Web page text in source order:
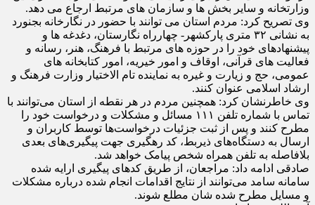
وزارتخانه و سایر بخش ها و سازمان های مرتبط ارجاع می دهد.
وی تصریح کرد: مردم استان می توانند با حضور در نگارخانه بجنورد
به نشانی ۳۲ متری پارکشهر- چهارراه نگارستان، دغدغه ها و
پیشنهادهای خود را در حوزه های مرتبط با فرهنگ، هنر، رسانه و
فعالیت های قرآنی، اوقاف و امور خیریه، امور کتابخانه های
عمومی، حج و زیارت و غیره به نماینده تام الاختیار وزارت فرهنگ و
ارشاد اسلامی عنوان کنند.
وی خاطرنشان کرد: همچنین مردم در هر نقطه از استان می‌توانند با
تماس با شماره تلفن ۱۱۱ مسائل و مشکلات و درخواست خود را
مطرح کنند و پس از ثبت جزئیات درخواست‌ها توسط کاربران و
ارسال به دستگاه‌های ذیربط، کد رهگیری جهت پیگیری‌های بعدی
بلافاصله به تلفن همراه شخص پیامک خواهد شد.
صادقی ادامه داد: مراجعان، از طریق کدهای پیگیری ارایه شده
سامانه سامد می‌توانند از نتایج اقدامات انجام شده درباره مشکلات
و مسایل مطرح شده شان مطلع شوند.